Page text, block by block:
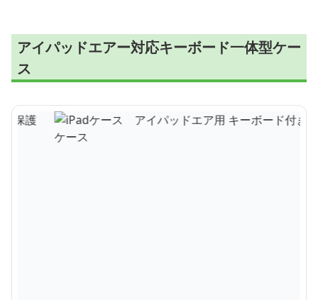
アイパッドエアー対応キーボード一体型ケー
ス